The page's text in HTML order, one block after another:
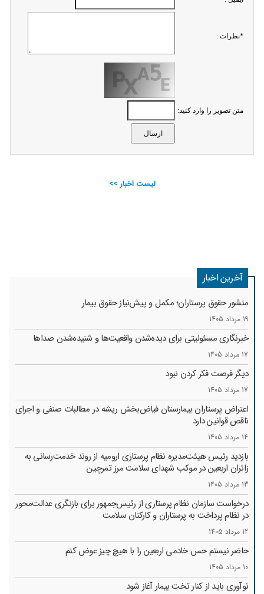
*نظرات :
متن تصویر را وارد کنید:
لیست اخبار >>
آخرین اخبار
منشور حقوق پرستاران؛ مکمل و پیش‌نیاز حقوق بیمار
19 مرداد 1405
خبرنگاری مسئولیتی برای دیده‌شدن واقعیت‌ها و شنیده‌شدن صداها
17 مرداد 1405
دیگر فرصت فکر کردن نبود
17 مرداد 1405
اعتراض پرستاران بیمارستان فیاض‌بخش ریشه در مطالبات صنفی و اجرای
ناقص قوانین دارد
14 مرداد 1405
بازدید رئیس هیئت‌مدیره نظام پرستاری ارومیه از روند خدمت‌رسانی به
زائران اربعین در موکب شهدای سلامت مرز تمرچین
13 مرداد 1405
درخواست سازمان نظام پرستاری از رئیس‌جمهور برای بازنگری عدالت‌محور
در نظام پرداخت به پرستاران و کارکنان سلامت
12 مرداد 1405
حاضر نیستم حس خادمی اربعین را با هیچ چیز عوض کنم
10 مرداد 1405
نوآوری باید از کنار تخت بیمار آغاز شود